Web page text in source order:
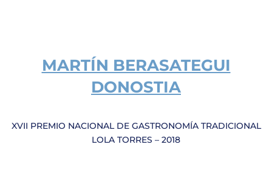
MARTÍN BERASATEGUI
DONOSTIA
XVII PREMIO NACIONAL DE GASTRONOMÍA TRADICIONAL
LOLA TORRES – 2018